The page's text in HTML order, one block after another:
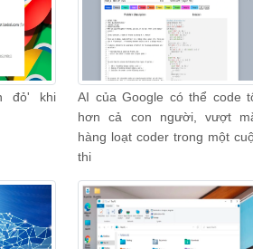
đỏ' khi
AI của Google có thể code
hơn cả con người, vượt
hàng loạt coder trong một
thi